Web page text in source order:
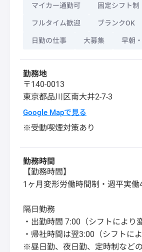
マイカー通勤可 固定シフト制
フルタイム歓迎 ブランクOK
日勤の仕事 大募集 早朝
勤務地
〒140-0013
東京都品川区南大井2-7-3
Google Mapで見る
※受動喫煙対策あり
勤務時間
【勤務時間】
1ヶ月変形労働時間制・週平実働
隔日勤務
・出勤時間 7:00（シフトにより
・帰社時間は翌3:00（シフトによ
※昼日勤、夜日勤、定時制など